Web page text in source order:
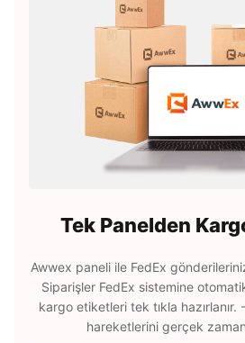
Tek Panelden
Awwex paneli ile FedEx
Siparişler FedEx sistemine
kargo etiketleri tek tıkla
hareketlerini gerçek